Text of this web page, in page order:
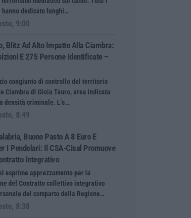
dedicato lunghi…
9:00
Blitz Ad Alto Impatto Alla Ciambra:
E 275 Persone Identificate –
congiunto di controllo del territorio
Ciambra di Gioia Tauro, area indicata
densità criminale. L’o…
8:49
Buono Pasto A 8 Euro E
I Pendolari: Il CSA-Cisal Promuove
Integrativo
esprime apprezzamento per la
del Contratto collettivo integrativo
del comparto della Regione…
8:38